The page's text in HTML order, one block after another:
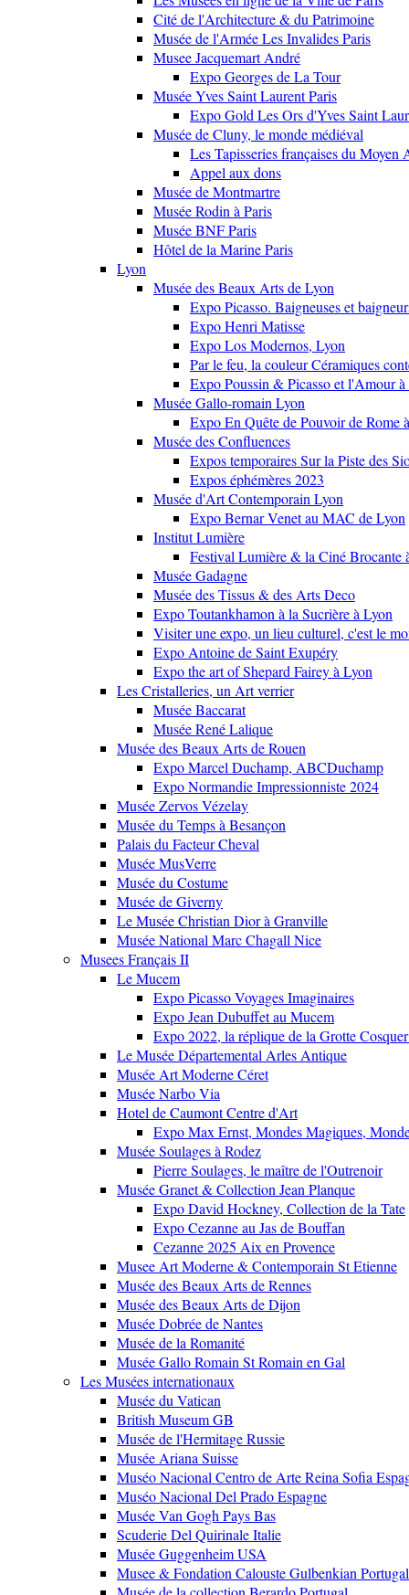
Cité de l'Architecture & du Patrimoine
Musée de l'Armée Les Invalides Paris
Musee Jacquemart André
Expo Georges de La Tour
Musée Yves Saint Laurent Paris
Expo Gold Les Ors d'Yves Saint
Musée de Cluny, le monde médiéval
Les Tapisseries françaises du Moyen
Appel aux dons
Musée de Montmartre
Musée Rodin à Paris
Musée BNF Paris
Hôtel de la Marine Paris
Lyon
Musée des Beaux Arts de Lyon
Expo Picasso. Baigneuses et
Expo Henri Matisse
Expo Los Modernos, Lyon
Par le feu, la couleur Céramiques
Expo Poussin & Picasso et l'Amour
Musée Gallo-romain Lyon
Expo En Quête de Pouvoir de Rome
Musée des Confluences
Expos temporaires Sur la Piste des
Expos éphémères 2023
Musée d'Art Contemporain Lyon
Expo Bernar Venet au MAC de Lyon
Institut Lumière
Festival Lumière & la Ciné Brocante
Musée Gadagne
Musée des Tissus & des Arts Deco
Expo Toutankhamon à la Sucrière à Lyon
Visiter une expo, un lieu culturel, c'est le
Expo Antoine de Saint Exupéry
Expo the art of Shepard Fairey à Lyon
Les Cristalleries, un Art verrier
Musée Baccarat
Musée René Lalique
Musée des Beaux Arts de Rouen
Expo Marcel Duchamp, ABCDuchamp
Expo Normandie Impressionniste 2024
Musée Zervos Vézelay
Musée du Temps à Besançon
Palais du Facteur Cheval
Musée MusVerre
Musée du Costume
Musée de Giverny
Le Musée Christian Dior à Granville
Musée National Marc Chagall Nice
Musees Français II
Le Mucem
Expo Picasso Voyages Imaginaires
Expo Jean Dubuffet au Mucem
Expo 2022, la réplique de la Grotte
Le Musée Départemental Arles Antique
Musée Art Moderne Céret
Musée Narbo Via
Hotel de Caumont Centre d'Art
Expo Max Ernst, Mondes Magiques,
Musée Soulages à Rodez
Pierre Soulages, le maître de l'Outrenoir
Musée Granet & Collection Jean Planque
Expo David Hockney, Collection de la Tate
Expo Cezanne au Jas de Bouffan
Cezanne 2025 Aix en Provence
Musee Art Moderne & Contemporain St Etienne
Musée des Beaux Arts de Rennes
Musée des Beaux Arts de Dijon
Musée Dobrée de Nantes
Musée de la Romanité
Musée Gallo Romain St Romain en Gal
Les Musées internationaux
Musée du Vatican
British Museum GB
Musée de l'Hermitage Russie
Musée Ariana Suisse
Muséo Nacional Centro de Arte Reina Sofia
Muséo Nacional Del Prado Espagne
Musée Van Gogh Pays Bas
Scuderie Del Quirinale Italie
Musée Guggenheim USA
Musee & Fondation Calouste Gulbenkian Portugal